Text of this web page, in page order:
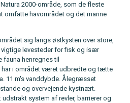
2000-område, som de fleste
omfatte havområdet og det marine
sig langs østkysten over store,
vigtige levesteder for fisk og især
fauna henregnes til
har i området været udbredte og tætte
11 m's vanddybde. Ålegræsset
og overvejende kystnært.
system af revler, barrierer og